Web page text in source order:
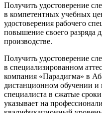
Получить удостоверение
в компетентных учебных
удостоверения рабочего
повышение своего разряда
производстве.
Получить удостоверение
в специализированном
компания «Парадигма» в
дистанционном обучении и
специалиста в сжатые
указывает на